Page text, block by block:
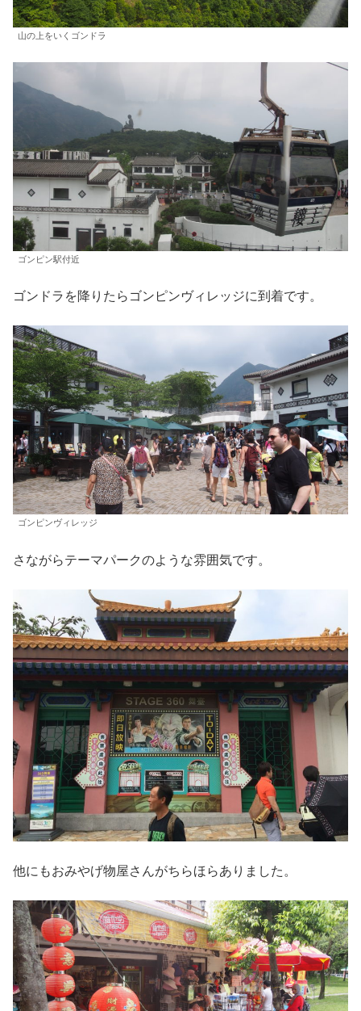
山の上をいくゴンドラ
ゴンピン駅付近
ゴンドラを降りたらゴンピンヴィレッジに到着です。
ゴンピンヴィレッジ
さながらテーマパークのような雰囲気です。
他にもおみやげ物屋さんがちらほらありました。